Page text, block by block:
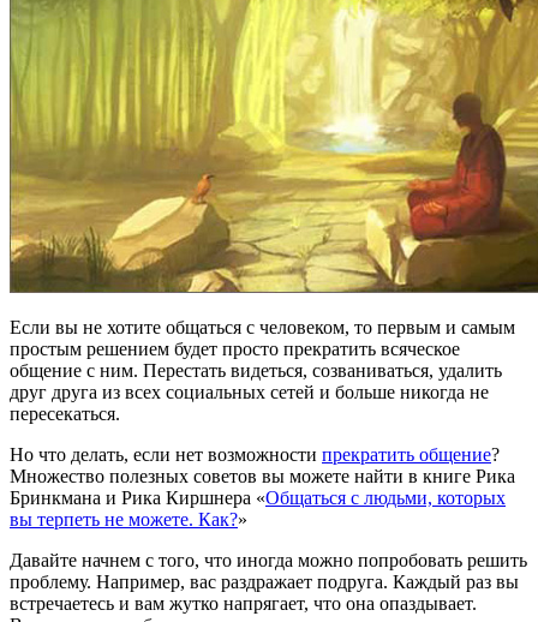
Если вы не хотите общаться с человеком, то первым и самым
простым решением будет просто прекратить всяческое
общение с ним. Перестать видеться, созваниваться, удалить
друг друга из всех социальных сетей и больше никогда не
пересекаться.
Но что делать, если нет возможности прекратить общение?
Множество полезных советов вы можете найти в книге Рика
Бринкмана и Рика Киршнера «Общаться с людьми, которых
вы терпеть не можете. Как?»
Давайте начнем с того, что иногда можно попробовать решить
проблему. Например, вас раздражает подруга. Каждый раз вы
встречаетесь и вам жутко напрягает, что она опаздывает.